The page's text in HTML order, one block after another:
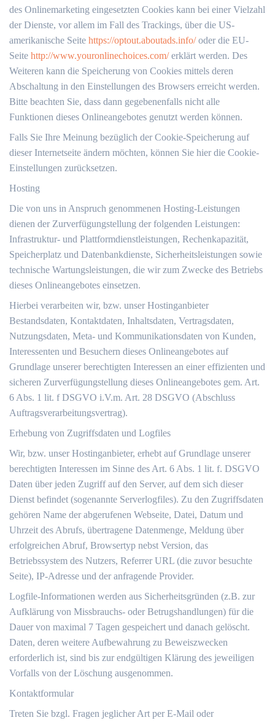
des Onlinemarketing eingesetzten Cookies kann bei einer Vielzahl
der Dienste, vor allem im Fall des Trackings, über die US-
amerikanische Seite https://optout.aboutads.info/oder die EU-
Seite http://www.youronlinechoices.com/erklärt werden. Des
Weiteren kann die Speicherung von Cookies mittels deren
Abschaltung in den Einstellungen des Browsers erreicht werden.
Bitte beachten Sie, dass dann gegebenenfalls nicht alle
Funktionen dieses Onlineangebotes genutzt werden können.
Falls Sie Ihre Meinung bezüglich der Cookie-Speicherung auf
dieser Internetseite ändern möchten, können Sie hier die Cookie-
Einstellungen zurücksetzen.
Hosting
Die von uns in Anspruch genommenen Hosting-Leistungen
dienen der Zurverfügungstellung der folgenden Leistungen:
Infrastruktur- und Plattformdienstleistungen, Rechenkapazität,
Speicherplatz und Datenbankdienste, Sicherheitsleistungen sowie
technische Wartungsleistungen, die wir zum Zwecke des Betriebs
dieses Onlineangebotes einsetzen.
Hierbei verarbeiten wir, bzw. unser Hostinganbieter
Bestandsdaten, Kontaktdaten, Inhaltsdaten, Vertragsdaten,
Nutzungsdaten, Meta- und Kommunikationsdaten von Kunden,
Interessenten und Besuchern dieses Onlineangebotes auf
Grundlage unserer berechtigten Interessen an einer effizienten und
sicheren Zurverfügungstellung dieses Onlineangebotes gem. Art.
6 Abs. 1 lit. f DSGVO i.V.m. Art. 28 DSGVO (Abschluss
Auftragsverarbeitungsvertrag).
Erhebung von Zugriffsdaten und Logfiles
Wir, bzw. unser Hostinganbieter, erhebt auf Grundlage unserer
berechtigten Interessen im Sinne des Art. 6 Abs. 1 lit. f. DSGVO
Daten über jeden Zugriff auf den Server, auf dem sich dieser
Dienst befindet (sogenannte Serverlogfiles). Zu den Zugriffsdaten
gehören Name der abgerufenen Webseite, Datei, Datum und
Uhrzeit des Abrufs, übertragene Datenmenge, Meldung über
erfolgreichen Abruf, Browsertyp nebst Version, das
Betriebssystem des Nutzers, Referrer URL (die zuvor besuchte
Seite), IP-Adresse und der anfragende Provider.
Logfile-Informationen werden aus Sicherheitsgründen (z.B. zur
Aufklärung von Missbrauchs- oder Betrugshandlungen) für die
Dauer von maximal 7 Tagen gespeichert und danach gelöscht.
Daten, deren weitere Aufbewahrung zu Beweiszwecken
erforderlich ist, sind bis zur endgültigen Klärung des jeweiligen
Vorfalls von der Löschung ausgenommen.
Kontaktformular
Treten Sie bzgl. Fragen jeglicher Art per E-Mail oder